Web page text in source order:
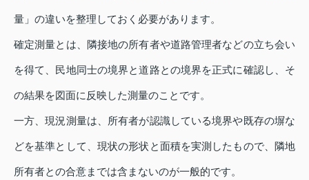
量」の違いを整理しておく必要があります。
確定測量とは、隣接地の所有者や道路管理者などの立ち会い
を得て、民地同士の境界と道路との境界を正式に確認し、そ
の結果を図面に反映した測量のことです。
一方、現況測量は、所有者が認識している境界や既存の塀な
どを基準として、現状の形状と面積を実測したもので、隣地
所有者との合意までは含まないのが一般的です。